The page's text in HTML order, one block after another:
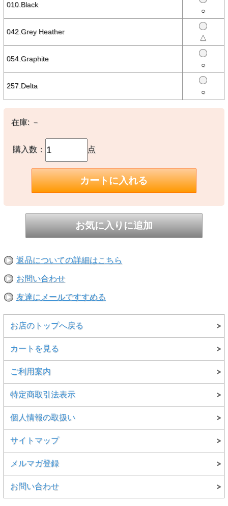
○本体：ツイル（コットン100%）
○汗止め：バーズアイバンブーチャコール（ポリエステル100%）
【備考】
【紫外線保護指数50】
UPF = 紫外線保護指数／UPF 50：強い日差し向け
※撮影時の環境やご使用のPCモニター等の環境により実際の色味と
多少異なる場合があります。
ご注文時に「在庫あり」の表示でも、実際は売り違いにより欠品が発
生し、やむをえずご注文をキャンセルさせていただく場合がございま
うえ注文いただきますようお願い申し上げます。
010.Black
○
042.Grey Heather
△
054.Graphite
○
257.Delta
○
在庫: －
購入数： 点
返品についての詳細はこちら
お問い合わせ
友達にメールですすめる
お店のトップへ戻る
カートを見る
ご利用案内
特定商取引法表示
個人情報の取扱い
サイトマップ
メルマガ登録
お問い合わせ